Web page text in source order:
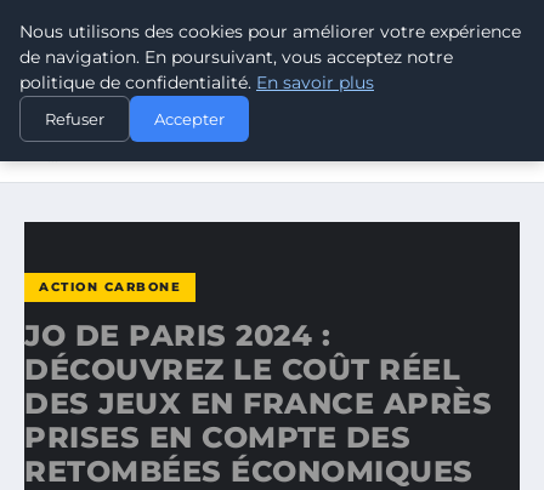
CLIMATE RESPONSE BLOG
ACCUEIL
ACTION CARBONE
JO DE PARIS 2024 : DÉCOUVREZ LE COÛT RÉEL DES JEUX
ACTION CARBONE
JO DE PARIS 2024 :
DÉCOUVREZ LE COÛT RÉEL
DES JEUX EN FRANCE APRÈS
PRISES EN COMPTE DES
RETOMBÉES ÉCONOMIQUES
Nous utilisons des cookies pour améliorer votre expérience
de navigation. En poursuivant, vous acceptez notre
politique de confidentialité. En savoir plus
Refuser Accepter